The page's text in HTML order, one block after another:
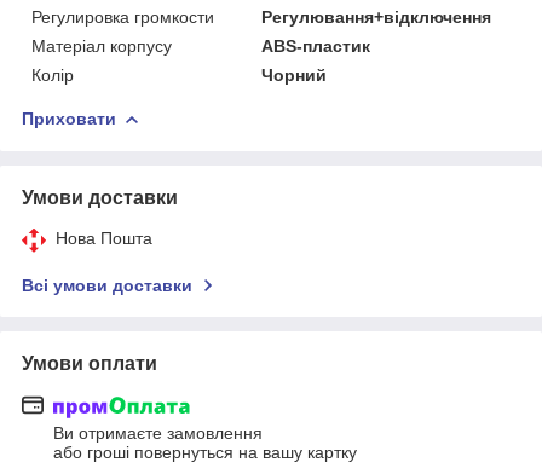
Регулировка громкости
Регулювання+відключення
Матеріал корпусу
ABS-пластик
Колір
Чорний
Приховати
Умови доставки
Нова Пошта
Всі умови доставки
Умови оплати
Ви отримаєте замовлення
або гроші повернуться на вашу картку